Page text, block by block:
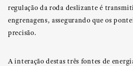
regulação da roda deslizante é
engrenagens, assegurando que os
precisão.
A interação destas três fontes de